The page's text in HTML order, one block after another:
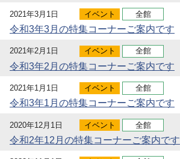
2021年3月1日 イベント 全館
令和3年3月の特集コーナーご案内です
2021年2月1日 イベント 全館
令和3年2月の特集コーナーご案内です
2021年1月1日 イベント 全館
令和3年1月の特集コーナーご案内です
2020年12月1日 イベント 全館
令和2年12月の特集コーナーご案内です